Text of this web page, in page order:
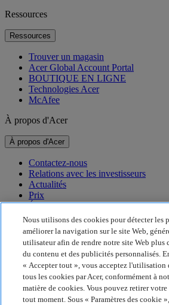
Ressources
Ressources
Trouver un magasin
Acer Global Account Portal
BOUTIQUE EN LIGNE
Technologies Acer
McAfee
À propos d'Acer
À propos d'Acer
Contactez-nous
Relations avec les investisseurs
Actualités
Prix
Événements
Développement durable
Développement durable
Responsabilité sociale de l'entreprise
Empreinte carbone du produit
Project Humanity
Earthion
Nous utilisons des cookies pour détecter les
améliorer la navigation sur le site Web,
utilisateur afin de rendre notre site Web
du contenu et des publicités personnalisés.
« Accepter tout », vous acceptez l'utilisation
tous les cookies par Acer, conformément à
matière de cookies. Vous pouvez retirer votre
tout moment. Sous « Paramètres des cookie